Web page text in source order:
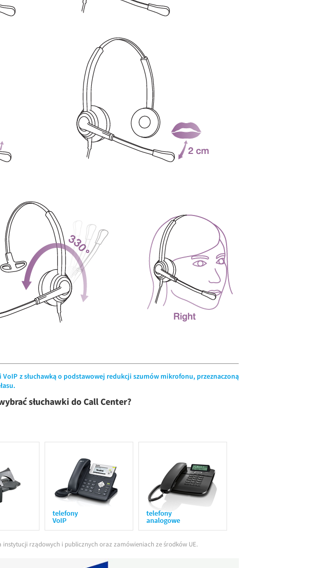
z słuchawką o podstawowej redukcji szumów mikrofonu, przeznaczoną
słuchawki do Call Center?
instytucji rządowych i publicznych oraz zamówieniach ze środków UE.